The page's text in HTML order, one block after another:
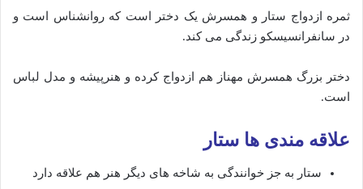
ثمره ازدواج ستار و همسرش یک دختر است که روانشناس است و
در سانفرانسیسکو زندگی می کند.
دختر بزرگ همسرش مهناز هم ازدواج کرده و هنرپیشه و مدل لباس
است.
علاقه مندی ها ستار
ستار به جز خوانندگی به شاخه های دیگر هنر هم علاقه دارد